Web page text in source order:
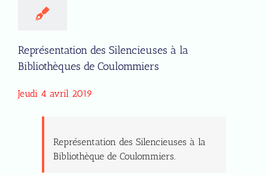
Représentation des Silencieuses à la
Bibliothèques de Coulommiers
Jeudi 4 avril 2019
Représentation des Silencieuses à la
Bibliothèque de Coulommiers.